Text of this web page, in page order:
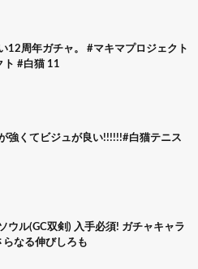
12周年ガチャ。 #マキマプロジェクト
ト #白猫 11
強くてビジュが良い!!!!!!#白猫テニス
ウル(GC双剣) 入手必須! ガチャキャラ
なる伸びしろも